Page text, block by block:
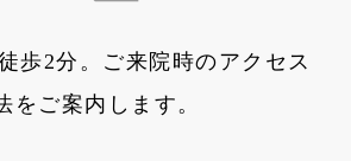
歩2分。ご来院時のアクセス
をご案内します。